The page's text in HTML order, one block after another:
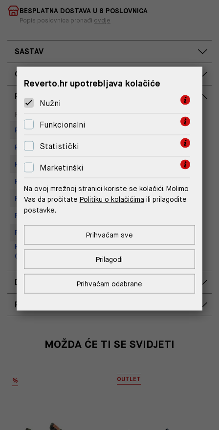
BESPLATNA DOSTAVA U 8 POSLOVNICA
Popis poslovnica pronađi ovdje
SASTAV
OPIS PROIZVODA
RASPOLOŽIVOST PO POSLOVNICAMA
Poslovnica
Replay Outlet Store, Split
Replay store, Arena centar
Replay Store, City Center One
Replay Store, Joker Centar
Replay Store, Mall of Split
Replay store, Tower Centar
Replay Store, Supernova Zadar
Replay Outlet Store, Designer
Outlet Croatia
DOSTAVA
POVRAT I ZAMJENA
MOŽDA ĆE TI SE SVIDJETI
% OUTLET
Reverto.hr upotrebljava kolačiće
Nužni
Funkcionalni
Statistički
Marketinški
Na ovoj mrežnoj stranici koriste se kolačići. Molimo
Vas da pročitate Politiku o kolačićima ili prilagodite
postavke.
Prihvaćam odabrane
Prilagodi
Prihvaćam sve